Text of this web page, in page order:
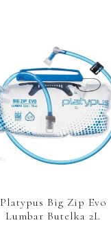
Platypus Big Zip Evo
Lumbar Butelka 2L